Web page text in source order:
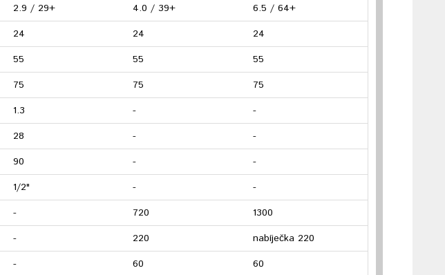
2.9 / 29+ 4.0 / 39+
6.5 / 64+
24 24
24
55 55
55
75 75
75
1.3 -
-
28 -
-
90 -
-
1/2" -
-
- 720
1300
- 220
nabíječka 220
- 60
60